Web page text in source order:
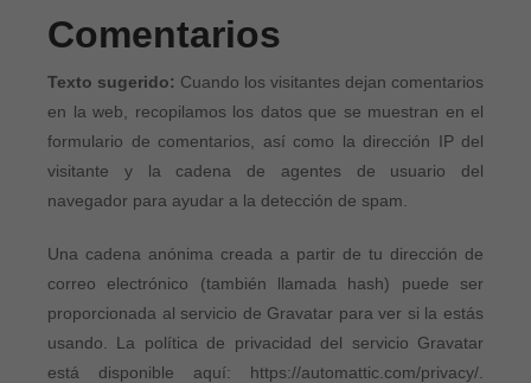
Comentarios
Texto sugerido: Cuando los visitantes dejan comentarios
en la web, recopilamos los datos que se muestran en el
formulario de comentarios, así como la dirección IP del
visitante y la cadena de agentes de usuario del
navegador para ayudar a la detección de spam.
Una cadena anónima creada a partir de tu dirección de
correo electrónico (también llamada hash) puede ser
proporcionada al servicio de Gravatar para ver si la estás
usando. La política de privacidad del servicio Gravatar
está disponible aquí: https://automattic.com/privacy/.